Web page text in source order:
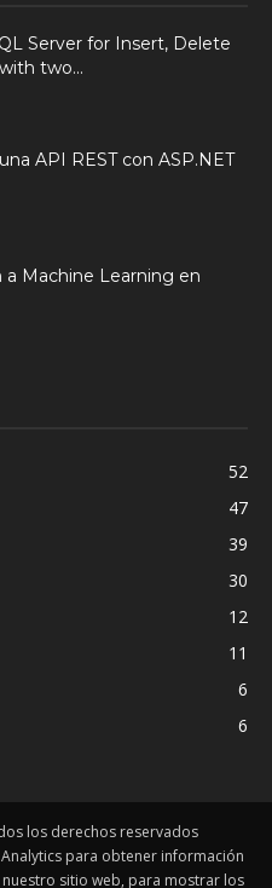
Server for Insert, Delete
two...
API REST con ASP.NET
a Machine Learning en
52
47
39
30
12
11
6
6
los derechos reservados
para obtener información
sitio web, para mostrar los